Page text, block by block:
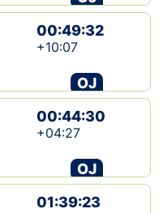
00:49:32
+10:07
OJ
00:44:30
+04:27
OJ
01:39:23